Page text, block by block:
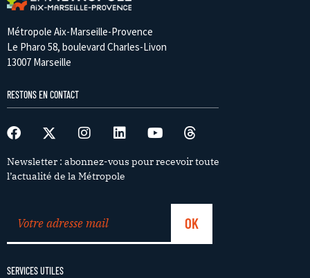
Métropole Aix-Marseille-Provence
Le Pharo 58, boulevard Charles-Livon
13007 Marseille
RESTONS EN CONTACT
Newsletter : abonnez-vous pour recevoir toute
l’actualité de la Métropole
SERVICES UTILES